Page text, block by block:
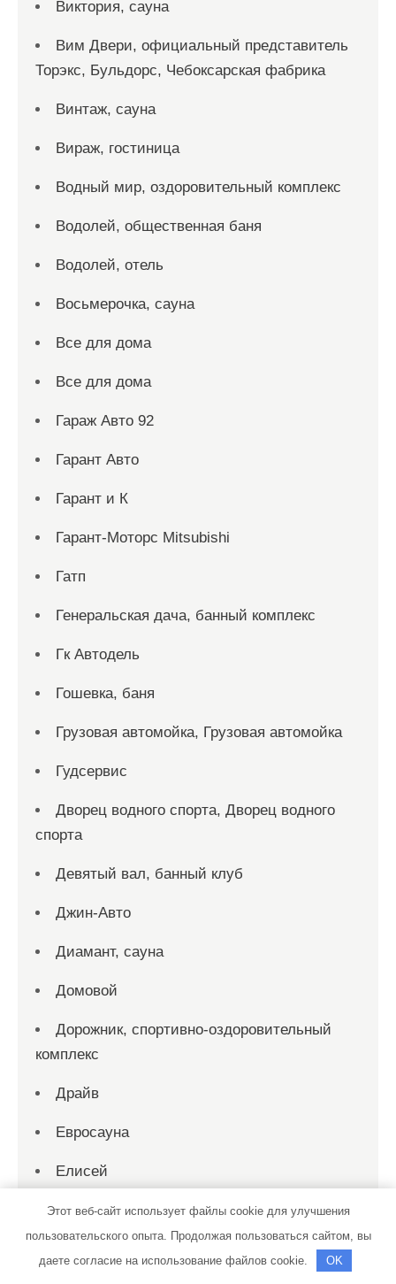
Виктория, сауна
Вим Двери, официальный представитель
Торэкс, Бульдорс, Чебоксарская фабрика
Винтаж, сауна
Вираж, гостиница
Водный мир, оздоровительный комплекс
Водолей, общественная баня
Водолей, отель
Восьмерочка, сауна
Все для дома
Все для дома
Гараж Авто 92
Гарант Авто
Гарант и К
Гарант-Моторс Mitsubishi
Гатп
Генеральская дача, банный комплекс
Гк Автодель
Гошевка, баня
Грузовая автомойка, Грузовая автомойка
Гудсервис
Дворец водного спорта, Дворец водного
спорта
Девятый вал, банный клуб
Джин-Авто
Диамант, сауна
Домовой
Дорожник, спортивно-оздоровительный
комплекс
Драйв
Евросауна
Елисей
Жара, база отдыха
Этот веб-сайт использует файлы cookie для улучшения
пользовательского опыта. Продолжая пользоваться сайтом, вы
даете согласие на использование файлов cookie.
OK